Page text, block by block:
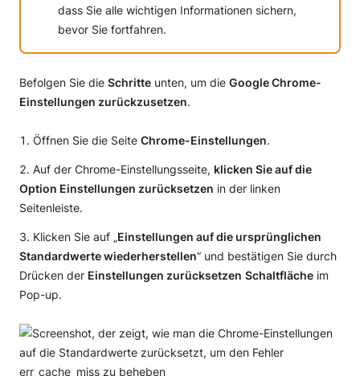
dass Sie alle wichtigen Informationen sichern,
bevor Sie fortfahren.
Befolgen Sie die Schritte unten, um die Google Chrome-
Einstellungen zurückzusetzen.
Öffnen Sie die Seite Chrome-Einstellungen.
Auf der Chrome-Einstellungsseite, klicken Sie auf die
Option Einstellungen zurücksetzen in der linken
Seitenleiste.
Klicken Sie auf „Einstellungen auf die ursprünglichen
Standardwerte wiederherstellen“ und bestätigen Sie durch
Drücken der Einstellungen zurücksetzen Schaltfläche im
Pop-up.